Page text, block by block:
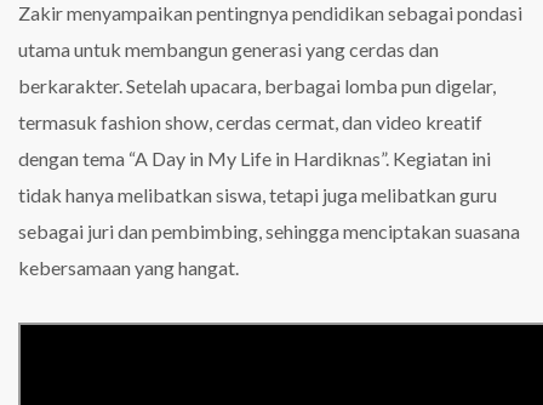
Zakir menyampaikan pentingnya pendidikan sebagai pondasi
utama untuk membangun generasi yang cerdas dan
berkarakter. Setelah upacara, berbagai lomba pun digelar,
termasuk fashion show, cerdas cermat, dan video kreatif
dengan tema “A Day in My Life in Hardiknas”. Kegiatan ini
tidak hanya melibatkan siswa, tetapi juga melibatkan guru
sebagai juri dan pembimbing, sehingga menciptakan suasana
kebersamaan yang hangat.